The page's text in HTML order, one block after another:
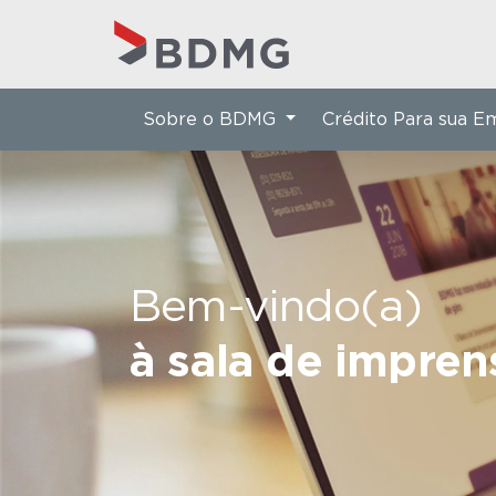
Bem-vindo(a)
à sala de
Sobre o BDMG Crédito Para sua